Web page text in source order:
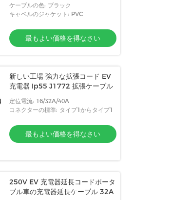
ケーブルの色: ブラック
キャベルのジャケット: PVC
最もよい価格を得なさい
新しい工場 強力な拡張コード EV
充電器 Ip55 J1772 拡張ケーブル
定位電流: 16/32A/40A
コネクターの標準: タイプ1からタイプ1
最もよい価格を得なさい
250V EV 充電器延長コードポータ
ブル車の充電器延長ケーブル 32A